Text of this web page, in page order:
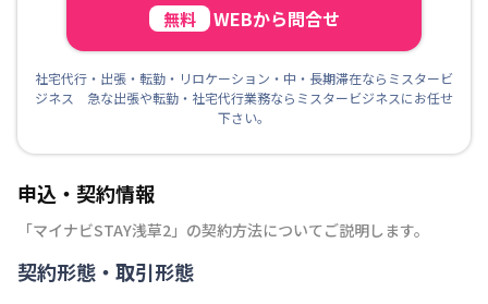
無料 WEBから問合せ
社宅代行・出張・転勤・リロケーション・中・長期滞在ならミスタービ
ジネス 急な出張や転勤・社宅代行業務ならミスタービジネスにお任せ
下さい。
申込・契約情報
「マイナビSTAY浅草2 」の契約方法についてご説明します。
契約形態・取引形態